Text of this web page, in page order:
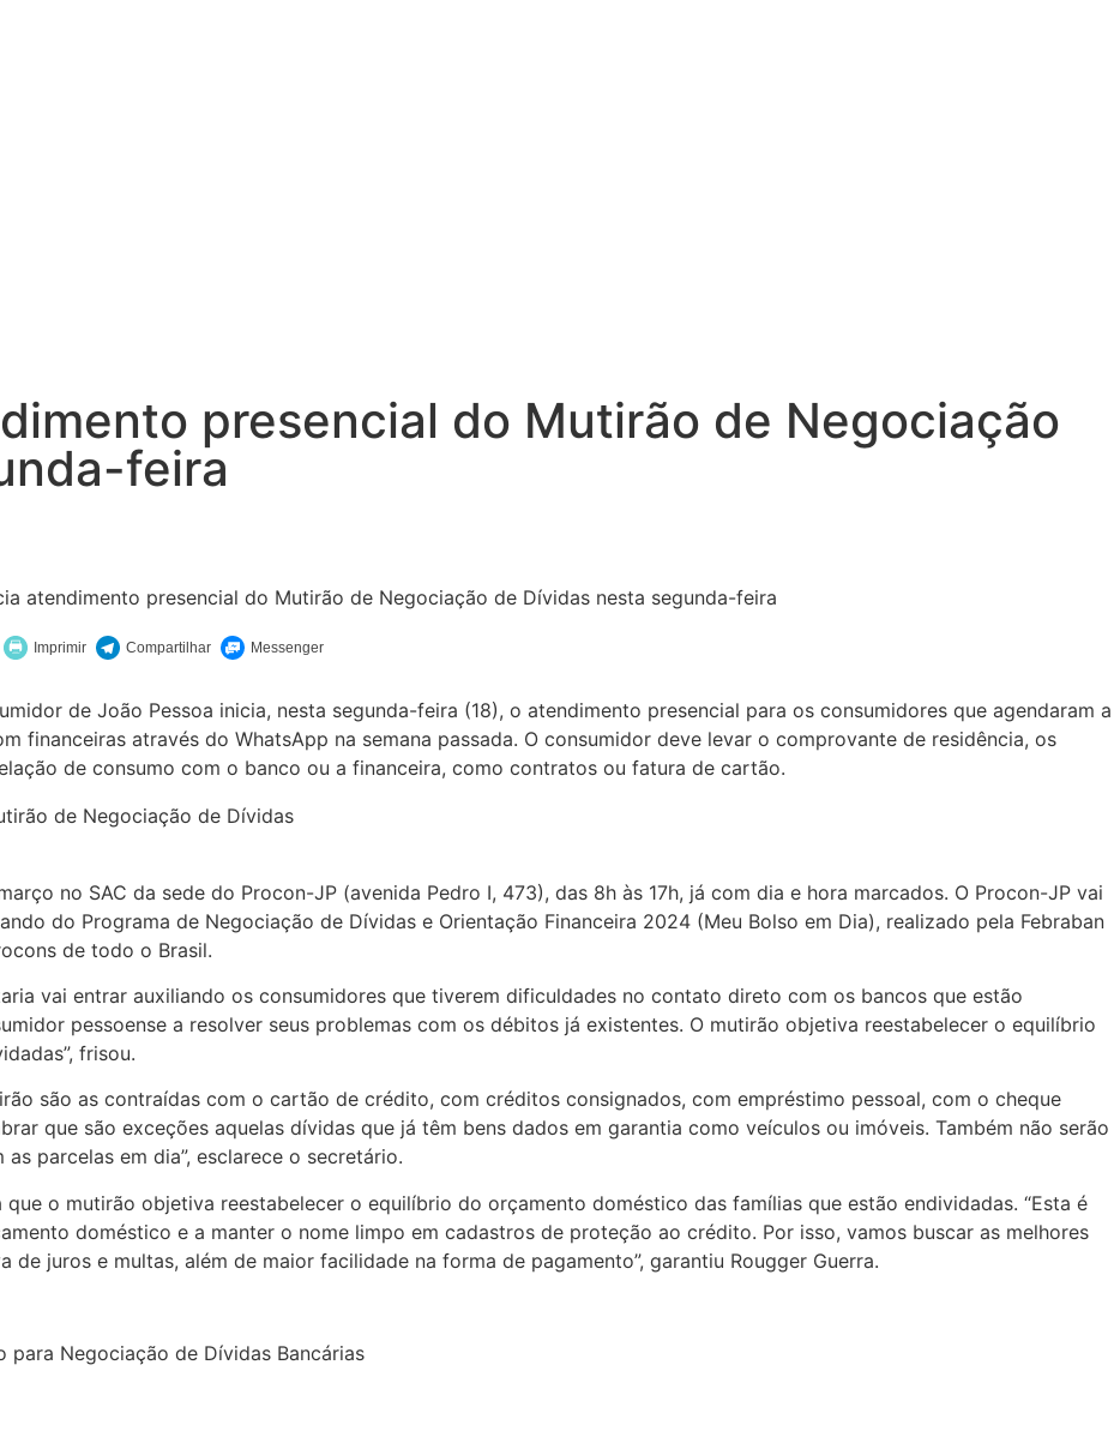
presencial do Mutirão de Negociação
feira
de João Pessoa inicia, nesta segunda-feira (18), o atendimento presencial para os consumidores que agendaram a
financeiras através do WhatsApp na semana passada. O consumidor deve levar o comprovante de residência, os
de consumo com o banco ou a financeira, como contratos ou fatura de cartão.
no SAC da sede do Procon-JP (avenida Pedro I, 473), das 8h às 17h, já com dia e hora marcados. O Procon-JP vai
do Programa de Negociação de Dívidas e Orientação Financeira 2024 (Meu Bolso em Dia), realizado pela Febraban
de todo o Brasil.
vai entrar auxiliando os consumidores que tiverem dificuldades no contato direto com os bancos que estão
pessoense a resolver seus problemas com os débitos já existentes. O mutirão objetiva reestabelecer o equilíbrio
frisou.
são as contraídas com o cartão de crédito, com créditos consignados, com empréstimo pessoal, com o cheque
que são exceções aquelas dívidas que já têm bens dados em garantia como veículos ou imóveis. Também não serão
parcelas em dia”, esclarece o secretário.
o mutirão objetiva reestabelecer o equilíbrio do orçamento doméstico das famílias que estão endividadas. “Esta é
doméstico e a manter o nome limpo em cadastros de proteção ao crédito. Por isso, vamos buscar as melhores
juros e multas, além de maior facilidade na forma de pagamento”, garantiu Rougger Guerra.
Negociação de Dívidas Bancárias